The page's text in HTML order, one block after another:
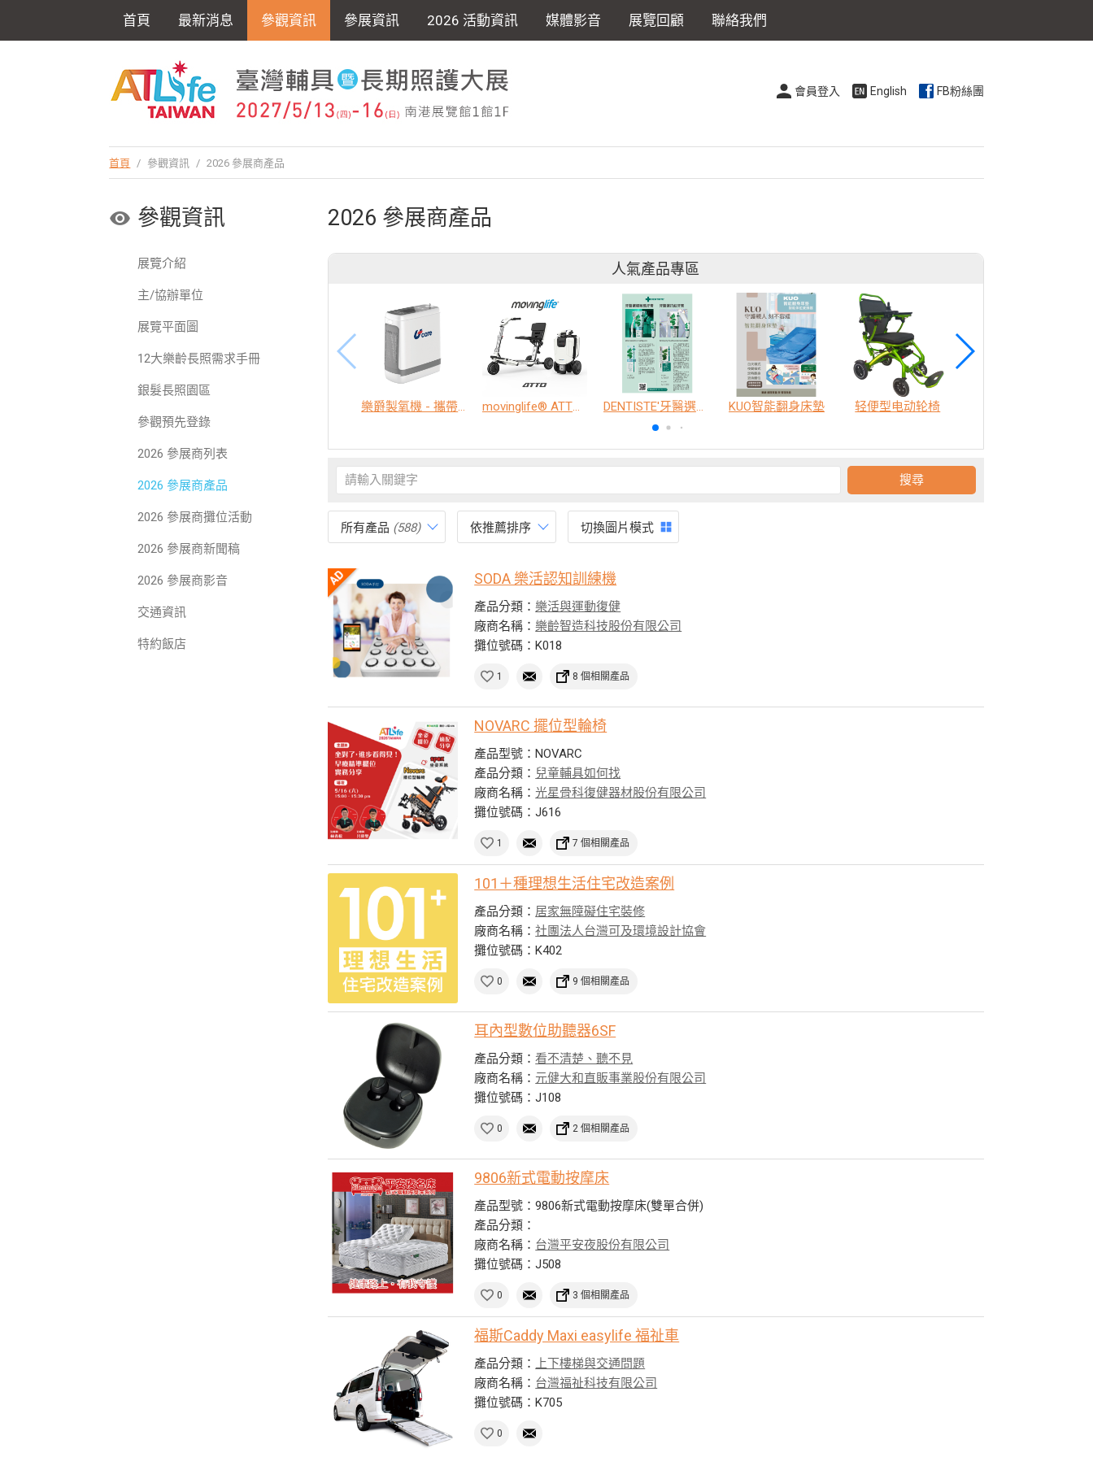
首頁 最新消息 參觀資訊 參展資訊 2026 活動資訊 媒體影音 展覽回顧 聯絡我們
會員登入 English FB粉絲團
首頁 / 參觀資訊 / 2026 參展商產品
參觀資訊
展覽介紹
主/協辦單位
展覽平面圖
12大樂齡長照需求手冊
銀髮長照園區
參觀預先登錄
2026 參展商列表
2026 參展商產品
2026 參展商攤位活動
2026 參展商新聞稿
2026 參展商影音
交通資訊
特約飯店
2026 參展商產品
人氣產品專區
樂爵製氧機 - 攜帶型 movinglife® ATTO新世代電動代步車 經典款 DENTISTE'牙醫選極敏感牙膏、抗蛀牙膏 KUO智能翻身床墊 轻便型电动轮椅
所有產品 (588) 依推薦排序 切換圖片模式
SODA 樂活認知訓練機
產品分類：樂活與運動復健
廠商名稱：樂齡智造科技股份有限公司
攤位號碼：K018
1 8 個相關產品
NOVARC 擺位型輪椅
產品型號：NOVARC
產品分類： 兒童輔具如何找
廠商名稱：光星骨科復健器材股份有限公司
攤位號碼：J616
1 7 個相關產品
101＋種理想生活住宅改造案例
產品分類： 居家無障礙住宅裝修
廠商名稱：社團法人台灣可及環境設計協會
攤位號碼：K402
0 9 個相關產品
耳內型數位助聽器6SF
產品分類：看不清楚、聽不見
廠商名稱： 元健大和直販事業股份有限公司
攤位號碼：J108
0 2 個相關產品
9806新式電動按摩床
產品型號：9806新式電動按摩床(雙單合併)
產品分類：
廠商名稱： 台灣平安夜股份有限公司
攤位號碼：J508
0 3 個相關產品
福斯Caddy Maxi easylife 福祉車
產品分類：
上下樓梯與交通問題
廠商名稱： 台灣福祉科技有限公司
攤位號碼：K705
0